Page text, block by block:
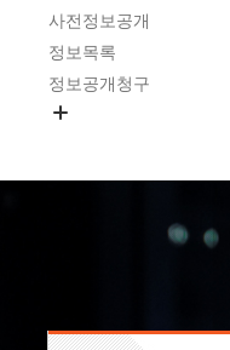
사전정보공개
정보목록
정보공개청구